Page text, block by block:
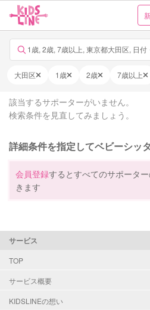
1歳, 2歳, 7歳以上, 東京都大田区, 日
大田区 1歳 2歳 7歳以上
該当するサポーターがいません。
検索条件を見直してみましょう。
詳細条件を指定してベビーシッ
会員登録するとすべてのサポータ
きます
サービス
TOP
サービス概要
KIDSLINEの想い